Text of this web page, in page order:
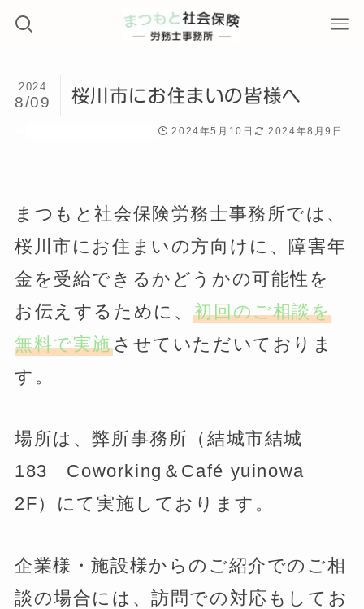
桜川市にお住まいの皆様へ
2024
8/09
2024年5月10日 2024年8月9日
まつもと社会保険労務士事務所では、
桜川市にお住まいの方向けに、障害年
金を受給できるかどうかの可能性を
お伝えするために、初回のご相談を
無料で実施させていただいておりま
す。
場所は、弊所事務所（結城市結城
183 Coworking＆Café yuinowa
2F）にて実施しております。
企業様・施設様からのご紹介でのご相
談の場合には、訪問での対応もしてお